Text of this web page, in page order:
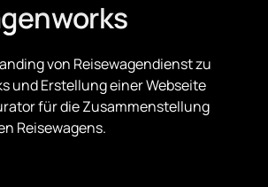
von Reisewagendienst zu
und Erstellung einer Webseite
für die Zusammenstellung
Reisewagens.